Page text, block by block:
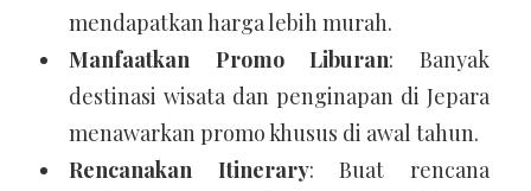
mendapatkan harga lebih murah.
Manfaatkan Promo Liburan: Banyak
destinasi wisata dan penginapan di Jepara
menawarkan promo khusus di awal tahun.
Rencanakan Itinerary: Buat rencana